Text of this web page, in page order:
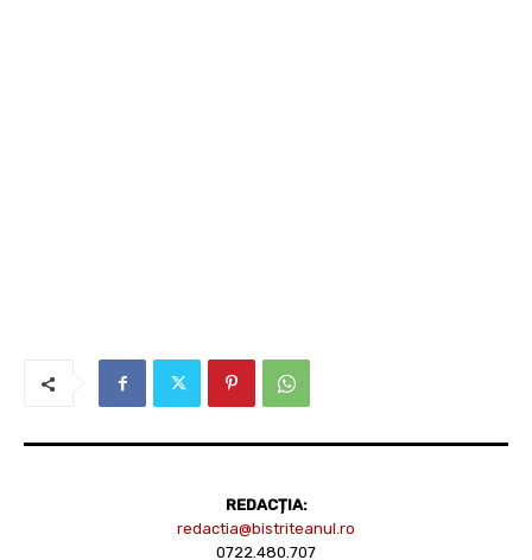
REDACȚIA:
redactia@bistriteanul.ro
0722.480.707